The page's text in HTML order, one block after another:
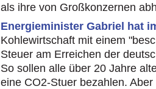
als ihre von Großkonzernen
Energieminister Gabriel hat
Kohlewirtschaft mit einem
Steuer am Erreichen der
So sollen alle über 20 Jahre
eine CO2-Stuer bezahlen.